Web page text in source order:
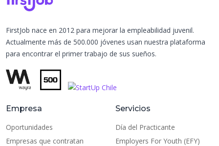
FirstJob nace en 2012 para mejorar la empleabilidad juvenil.
Actualmente más de 500.000 jóvenes usan nuestra plataforma
para encontrar el primer trabajo de sus sueños.
Empresa
Oportunidades
Empresas que contratan
Servicios
Día del Practicante
Employers For Youth (EFY)